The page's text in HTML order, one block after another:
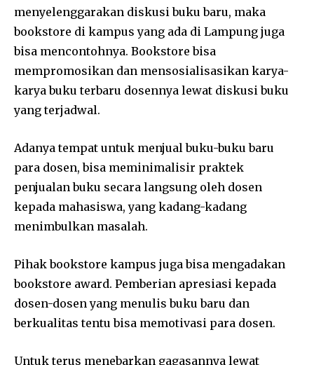
menyelenggarakan diskusi buku baru, maka
bookstore di kampus yang ada di Lampung juga
bisa mencontohnya. Bookstore bisa
mempromosikan dan mensosialisasikan karya-
karya buku terbaru dosennya lewat diskusi buku
yang terjadwal.
Adanya tempat untuk menjual buku-buku baru
para dosen, bisa meminimalisir praktek
penjualan buku secara langsung oleh dosen
kepada mahasiswa, yang kadang-kadang
menimbulkan masalah.
Pihak bookstore kampus juga bisa mengadakan
bookstore award. Pemberian apresiasi kepada
dosen-dosen yang menulis buku baru dan
berkualitas tentu bisa memotivasi para dosen.
Untuk terus menebarkan gagasannya lewat